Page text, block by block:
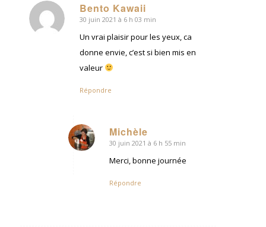
Bento Kawaii
dit
:
30 juin 2021 à 6 h 03 min
Un vrai plaisir pour les yeux, ca
donne envie, c’est si bien mis en
valeur
Répondre
Michèle
dit
30 juin 2021 à 6 h 55 min
Merci, bonne journée
Répondre